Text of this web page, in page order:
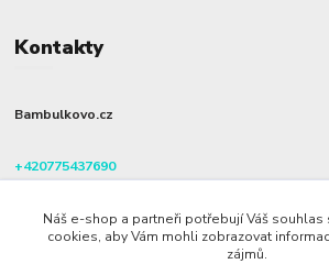
Kontakty
Bambulkovo.cz
+420775437690
info@bambulkovo.cz
Náš e-shop a partneři potřebují Váš
cookies, aby Vám mohli zobrazovat
zájmů.